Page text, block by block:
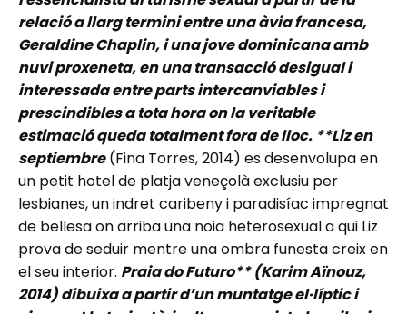
relació a llarg termini entre una àvia francesa,
Geraldine Chaplin, i una jove dominicana amb
nuvi proxeneta, en una transacció desigual i
interessada entre parts intercanviables i
prescindibles a tota hora on la veritable
estimació queda totalment fora de lloc. **Liz en
septiembre(Fina Torres, 2014) es desenvolupa en
un petit hotel de platja veneçolà exclusiu per
lesbianes, un indret caribeny i paradisíac impregnat
de bellesa on arriba una noia heterosexual a qui Liz
prova de seduir mentre una ombra funesta creix en
el seu interior. Praia do Futuro** (Karim Aïnouz,
2014) dibuixa a partir d’un muntatge el·líptic i